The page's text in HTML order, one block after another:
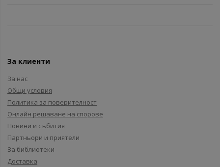
За клиенти
За нас
Общи условия
Политика за поверителност
Онлайн решаване на спорове
Новини и събития
Партньори и приятели
За библиотеки
Доставка